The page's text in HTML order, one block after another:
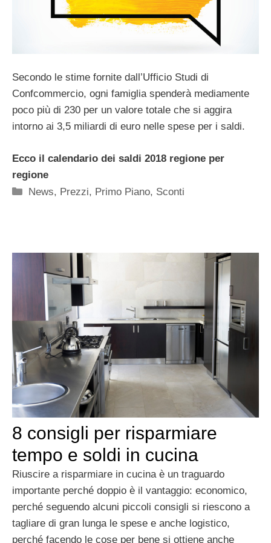
Secondo le stime fornite dall’Ufficio Studi di
Confcommercio, ogni famiglia spenderà mediamente
poco più di 230 per un valore totale che si aggira
intorno ai 3,5 miliardi di euro nelle spese per i saldi.
Ecco il calendario dei saldi 2018 regione per
regione
Categorie
News, Prezzi, Primo Piano, Sconti
8 consigli per risparmiare
tempo e soldi in cucina
Riuscire a risparmiare in cucina è un traguardo
importante perché doppio è il vantaggio: economico,
perché seguendo alcuni piccoli consigli si riescono a
tagliare di gran lunga le spese e anche logistico,
perché facendo le cose per bene si ottiene anche